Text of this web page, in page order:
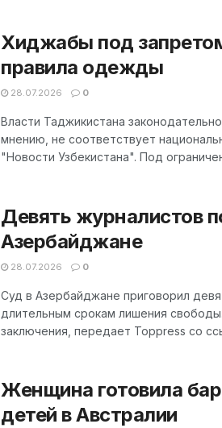
Хиджабы под
правила одежды
28.07.2026 0
Власти Таджикистана
мнению, не соответствует
"Новости Узбекистана". Под
Девять журналистов
Азербайджане
28.07.2026 0
Суд в Азербайджане приговорил
длительным срокам лишения
заключения, передает Toppress со
Женщина готовила
детей в Австралии